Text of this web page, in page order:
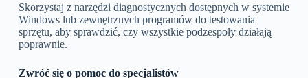
Skorzystaj z narzędzi diagnostycznych dostępnych w systemie
Windows lub zewnętrznych programów do testowania
sprzętu, aby sprawdzić, czy wszystkie podzespoły działają
poprawnie.
Zwróć się o pomoc do specjalistów